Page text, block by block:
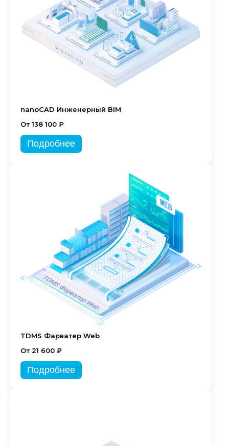
nanoCAD Инженерный BIM
От 138 100 ₽
Подробнее
TDMS Фарватер Web
От 21 600 ₽
Подробнее